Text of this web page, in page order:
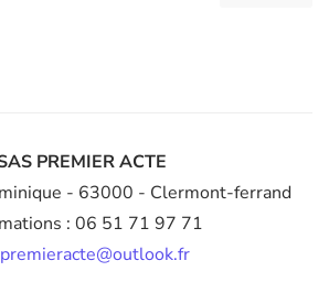
PREMIER ACTE
- 63000 - Clermont-ferrand
: 06 51 71 97 71